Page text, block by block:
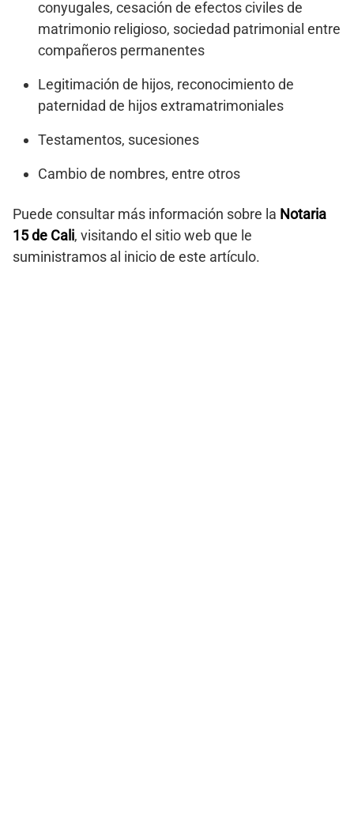
conyugales, cesación de efectos civiles de
matrimonio religioso, sociedad patrimonial entre
compañeros permanentes
Legitimación de hijos, reconocimiento de
paternidad de hijos extramatrimoniales
Testamentos, sucesiones
Cambio de nombres, entre otros
Puede consultar más información sobre la Notaria
15 de Cali, visitando el sitio web que le
suministramos al inicio de este artículo.